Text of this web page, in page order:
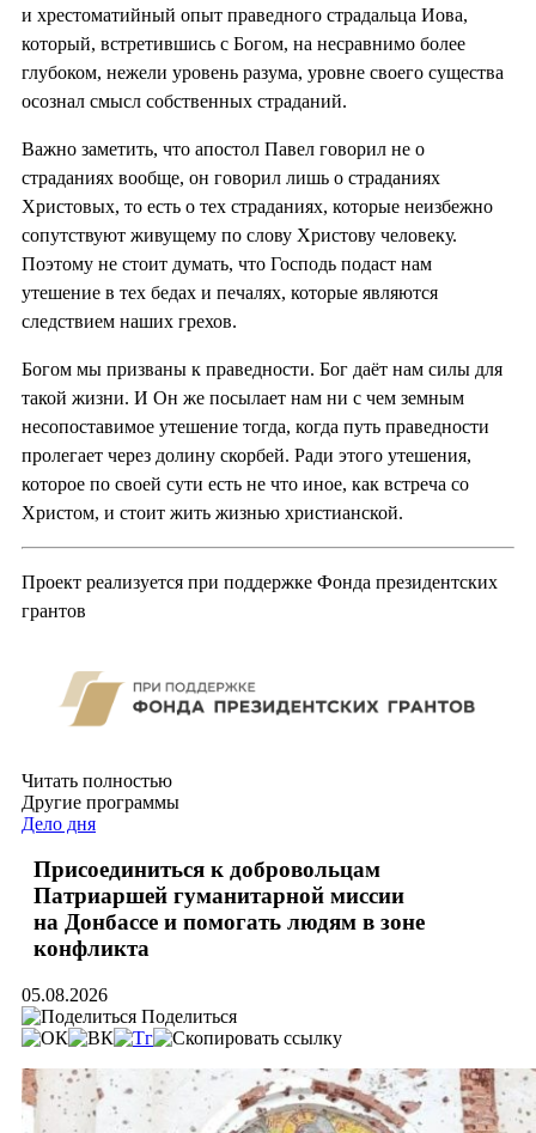
и хрестоматийный опыт праведного страдальца Иова,
который, встретившись с Богом, на несравнимо более
глубоком, нежели уровень разума, уровне своего существа
осознал смысл собственных страданий.
Важно заметить, что апостол Павел говорил не о
страданиях вообще, он говорил лишь о страданиях
Христовых, то есть о тех страданиях, которые неизбежно
сопутствуют живущему по слову Христову человеку.
Поэтому не стоит думать, что Господь подаст нам
утешение в тех бедах и печалях, которые являются
следствием наших грехов.
Богом мы призваны к праведности. Бог даёт нам силы для
такой жизни. И Он же посылает нам ни с чем земным
несопоставимое утешение тогда, когда путь праведности
пролегает через долину скорбей. Ради этого утешения,
которое по своей сути есть не что иное, как встреча со
Христом, и стоит жить жизнью христианской.
Проект реализуется при поддержке Фонда президентских
грантов
Читать полностью
Другие программы
Дело дня
Присоединиться к добровольцам
Патриаршей гуманитарной миссии
на Донбассе и помогать людям в зоне
конфликта
05.08.2026
Поделиться